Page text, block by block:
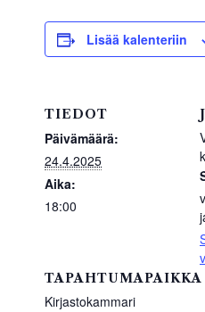
e
b
o
k
er s
A
Lisää kalenteriin
TIEDOT
Päivämäärä:
24.4.2025
Aika:
18:00
TAPAHTUMAPAIKKA
Kirjastokammari